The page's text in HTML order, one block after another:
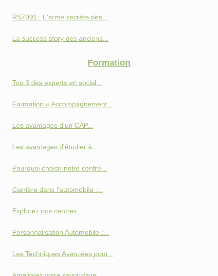
RS7091 : L'arme secrète des...
La success story des anciens...
Formation
Top 3 des experts en social...
Formation « Accompagnement...
Les avantages d'un CAP...
Les avantages d'étudier à...
Pourquoi choisir notre centre...
Carrière dans l'automobile :...
Explorez nos centres...
Personnalisation Automobile :...
Les Techniques Avancées pour...